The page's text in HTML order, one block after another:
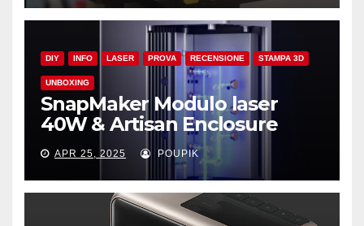
DIY INFO LASER PROVA RECENSIONE STAMPA 3D
UNBOXING
SnapMaker Modulo laser
40W & Artisan Enclosure
APR 25, 2025 POUPIK